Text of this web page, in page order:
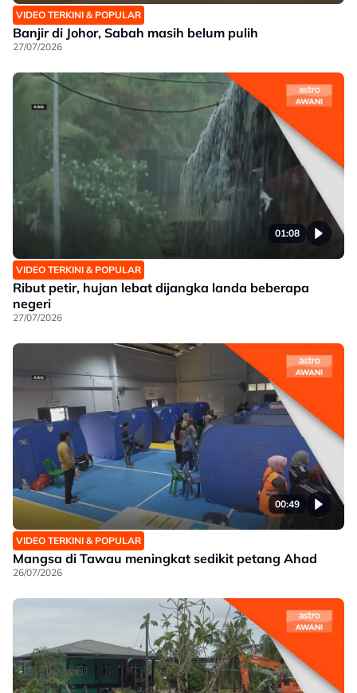
VIDEO TERKINI & POPULAR
Banjir di Johor, Sabah masih belum pulih
27/07/2026
01:08
VIDEO TERKINI & POPULAR
Ribut petir, hujan lebat dijangka landa beberapa
negeri
27/07/2026
00:49
VIDEO TERKINI & POPULAR
Mangsa di Tawau meningkat sedikit petang Ahad
26/07/2026